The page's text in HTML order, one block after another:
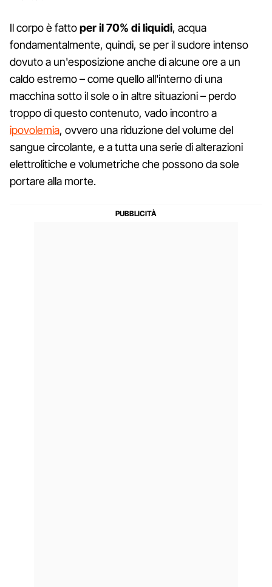
Il corpo è fattoper il 70% di liquidi, acqua
fondamentalmente, quindi, se per il sudore intenso
dovuto a un'esposizione anche di alcune ore a un
caldo estremo – come quello all'interno di una
macchina sotto il sole o in altre situazioni – perdo
troppo di questo contenuto, vado incontro a
ipovolemia, ovvero una riduzione del volume del
sangue circolante, e a tutta una serie di alterazioni
elettrolitiche e volumetriche che possono da sole
portare alla morte.